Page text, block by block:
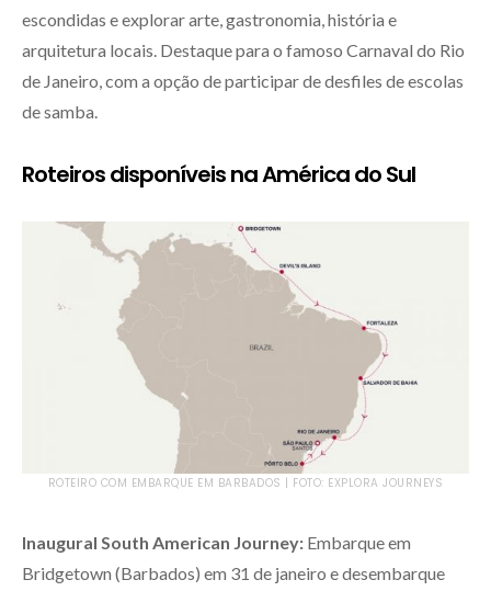
escondidas e explorar arte, gastronomia, história e
arquitetura locais. Destaque para o famoso Carnaval do Rio
de Janeiro, com a opção de participar de desfiles de escolas
de samba.
Roteiros disponíveis na América do Sul
ROTEIRO COM EMBARQUE EM BARBADOS | FOTO: EXPLORA JOURNEYS
Inaugural South American Journey: Embarque em
Bridgetown (Barbados) em 31 de janeiro e desembarque